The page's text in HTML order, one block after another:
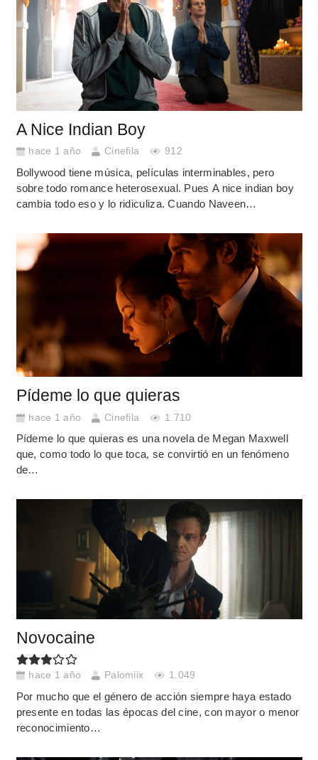
A Nice Indian Boy
hace 1 año Cinefila 912
Bollywood tiene música, películas interminables, pero
sobre todo romance heterosexual. Pues A nice indian boy
cambia todo eso y lo ridiculiza. Cuando Naveen…
Pídeme lo que quieras
hace 1 año Cinefila 1.710
Pídeme lo que quieras es una novela de Megan Maxwell
que, como todo lo que toca, se convirtió en un fenómeno
de…
Novocaine
hace 1 año Palomiix 1.049
Por mucho que el género de acción siempre haya estado
presente en todas las épocas del cine, con mayor o menor
reconocimiento…